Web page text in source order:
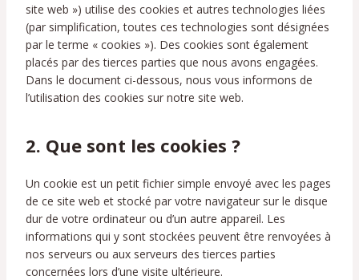
site web ») utilise des cookies et autres technologies liées
(par simplification, toutes ces technologies sont désignées
par le terme « cookies »). Des cookies sont également
placés par des tierces parties que nous avons engagées.
Dans le document ci-dessous, nous vous informons de
l’utilisation des cookies sur notre site web.
2. Que sont les cookies ?
Un cookie est un petit fichier simple envoyé avec les pages
de ce site web et stocké par votre navigateur sur le disque
dur de votre ordinateur ou d’un autre appareil. Les
informations qui y sont stockées peuvent être renvoyées à
nos serveurs ou aux serveurs des tierces parties
concernées lors d’une visite ultérieure.